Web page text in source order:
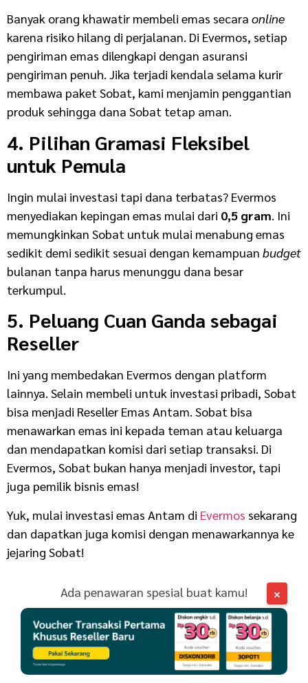
Banyak orang khawatir membeli emas secara online
karena risiko hilang di perjalanan. Di Evermos, setiap
pengiriman emas dilengkapi dengan asuransi
pengiriman penuh. Jika terjadi kendala selama kurir
membawa paket Sobat, kami menjamin penggantian
produk sehingga dana Sobat tetap aman.
4. Pilihan Gramasi Fleksibel
untuk Pemula
Ingin mulai investasi tapi dana terbatas? Evermos
menyediakan kepingan emas mulai dari 0,5 gram. Ini
memungkinkan Sobat untuk mulai menabung emas
sedikit demi sedikit sesuai dengan kemampuan budget
bulanan tanpa harus menunggu dana besar
terkumpul.
5. Peluang Cuan Ganda sebagai
Reseller
Ini yang membedakan Evermos dengan platform
lainnya. Selain membeli untuk investasi pribadi, Sobat
bisa menjadi Reseller Emas Antam. Sobat bisa
menawarkan emas ini kepada teman atau keluarga
dan mendapatkan komisi dari setiap transaksi. Di
Evermos, Sobat bukan hanya menjadi investor, tapi
juga pemilik bisnis emas!
Yuk, mulai investasi emas Antam di Evermos sekarang
dan dapatkan juga komisi dengan menawarkannya ke
jejaring Sobat!
×
Ada penawaran spesial buat kamu!